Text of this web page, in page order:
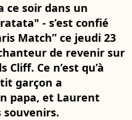
ce soir dans un
- s’est confié
Match” ce jeudi 23
de revenir sur
Ce n’est qu’à
garçon a
papa, et Laurent
souvenirs.